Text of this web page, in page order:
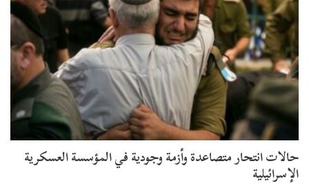
حالات انتحار متصاعدة وأزمة وجودية في المؤسسة العسكرية
الإسرائيلية